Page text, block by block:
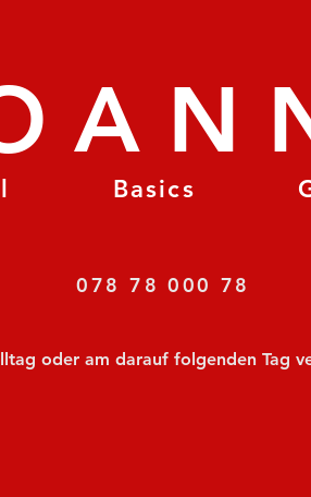
Basics
078 78
oder am darauf folgenden Tag